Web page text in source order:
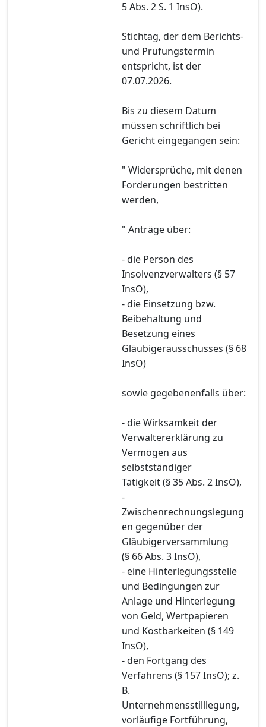
5 Abs. 2 S. 1 InsO).
Stichtag, der dem Berichts-
und Prüfungstermin
entspricht, ist der
07.07.2026.
Bis zu diesem Datum
müssen schriftlich bei
Gericht eingegangen sein:
" Widersprüche, mit denen
Forderungen bestritten
werden,
" Anträge über:
- die Person des
Insolvenzverwalters (§ 57
InsO),
- die Einsetzung bzw.
Beibehaltung und
Besetzung eines
Gläubigerausschusses (§ 68
InsO)
sowie gegebenenfalls über:
- die Wirksamkeit der
Verwaltererklärung zu
Vermögen aus
selbstständiger
Tätigkeit (§ 35 Abs. 2 InsO),
-
Zwischenrechnungslegung
en gegenüber der
Gläubigerversammlung
(§ 66 Abs. 3 InsO),
- eine Hinterlegungsstelle
und Bedingungen zur
Anlage und Hinterlegung
von Geld, Wertpapieren
und Kostbarkeiten (§ 149
InsO),
- den Fortgang des
Verfahrens (§ 157 InsO); z.
B.
Unternehmensstilllegung,
vorläufige Fortführung,